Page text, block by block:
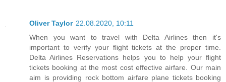
Oliver Taylor 22.08.2020, 10:11
When you want to travel with Delta Airlines then it's
important to verify your flight tickets at the proper time.
Delta Airlines Reservations helps you to help your flight
tickets booking at the most cost effective airfare. Our main
aim is providing rock bottom airfare plane tickets booking